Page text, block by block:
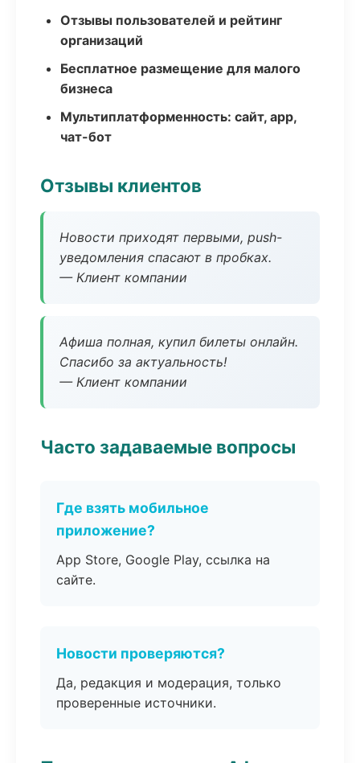
Отзывы пользователей и рейтинг
организаций
Бесплатное размещение для малого
бизнеса
Мультиплатформенность: сайт, app,
чат-бот
Отзывы клиентов
Новости приходят первыми, push-
уведомления спасают в пробках.
— Клиент компании
Афиша полная, купил билеты онлайн.
Спасибо за актуальность!
— Клиент компании
Часто задаваемые вопросы
Где взять мобильное
приложение?
App Store, Google Play, ссылка на
сайте.
Новости проверяются?
Да, редакция и модерация, только
проверенные источники.